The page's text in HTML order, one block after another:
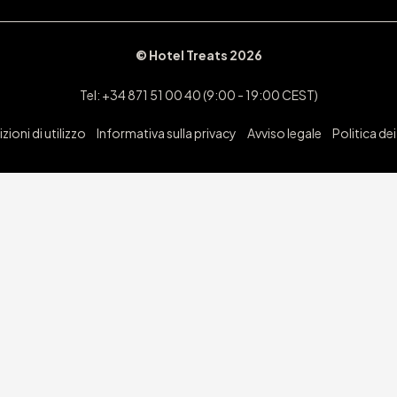
© Hotel Treats 2026
Tel: +34 871 51 00 40 (9:00 - 19:00 CEST)
di utilizzo Informativa sulla privacy Avviso legale Politica